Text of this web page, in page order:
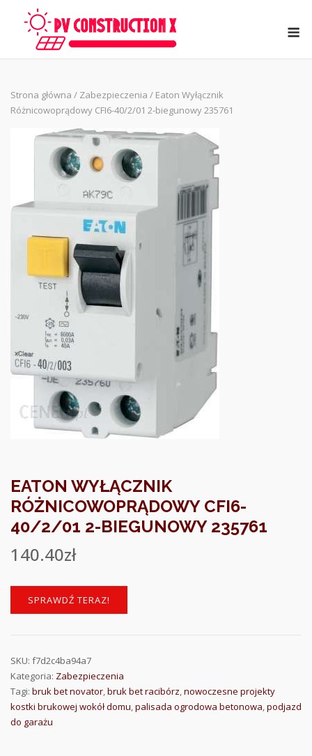
Strona główna / Zabezpieczenia / Eaton Wyłącznik
Różnicowoprądowy CFI6-40/2/01 2-biegunowy 235761
EATON WYŁĄCZNIK
RÓŻNICOWOPRĄDOWY CFI6-
40/2/01 2-BIEGUNOWY 235761
140.40zł
SPRAWDŹ TERAZ!
SKU: f7d2c4ba94a7
Kategoria: Zabezpieczenia
Tagi: bruk bet novator,bruk bet racibórz,nowoczesne projekty
kostki brukowej wokół domu,palisada ogrodowa betonowa,podjazd
do garażu